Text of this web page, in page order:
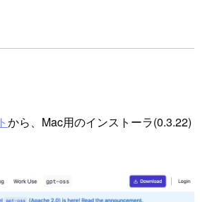
から、Mac用のインストーラ(0.3.22)